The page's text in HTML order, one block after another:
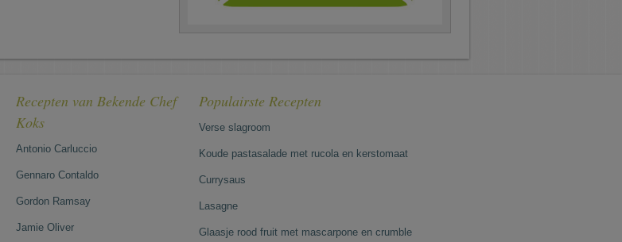
Recepten van Bekende Chef
Koks
Antonio Carluccio
Gennaro Contaldo
Gordon Ramsay
Jamie Oliver
Populairste Recepten
Verse slagroom
Koude pastasalade met rucola en kerstomaat
Currysaus
Lasagne
Glaasje rood fruit met mascarpone en crumble